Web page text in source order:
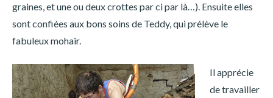
graines, et une ou deux crottes par ci par là…). Ensuite elles
sont confiées aux bons soins de Teddy, qui prélève le
fabuleux mohair.
Il apprécie
de travailler